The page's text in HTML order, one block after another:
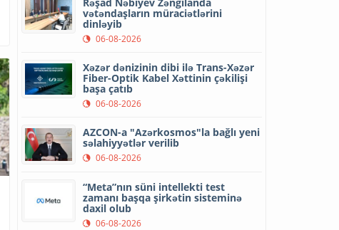
vətəndaşların müraciətlərini
dinləyib
06-08-2026
Xəzər dənizinin dibi ilə Trans-Xəzər
Fiber-Optik Kabel Xəttinin çəkilişi
başa çatıb
06-08-2026
AZCON-a "Azərkosmos"la bağlı yeni
səlahiyyətlər verilib
06-08-2026
“Meta”nın süni intellekti test
zamanı başqa şirkətin sisteminə
daxil olub
06-08-2026